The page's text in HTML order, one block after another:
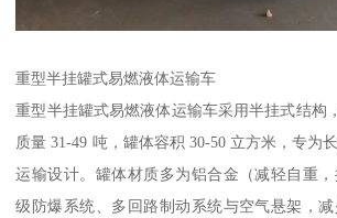
重型半挂罐式易燃液体运输车​
重型半挂罐式易燃液体运输车采用半挂式结构
质量 31-49 吨，罐体容积 30-50 立方米，专为
运输设计。罐体材质多为铝合金（减轻自重
级防爆系统、多回路制动系统与空气悬架，